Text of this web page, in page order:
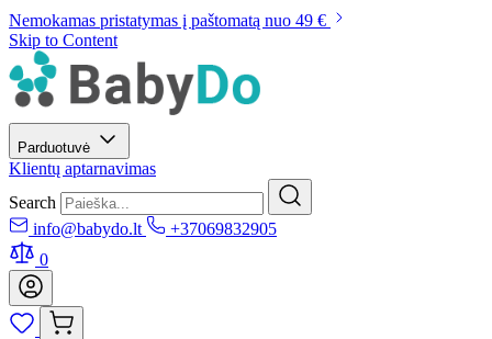
Nemokamas pristatymas į paštomatą nuo 49 €
Skip to Content
Parduotuvė
Klientų aptarnavimas
Search
info@babydo.lt
+37069832905
0